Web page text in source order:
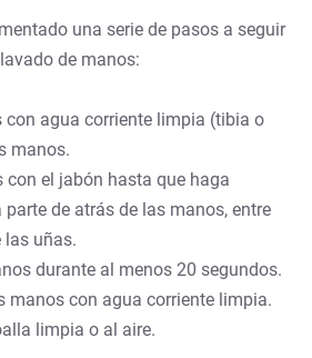
una serie de pasos a seguir
de manos:
agua corriente limpia (tibia o
manos.
con el jabón hasta que haga
de atrás de las manos, entre
las uñas.
durante al menos 20 segundos.
manos con agua corriente limpia.
limpia o al aire.